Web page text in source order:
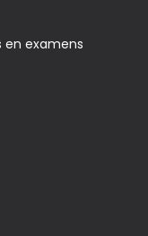
en examens